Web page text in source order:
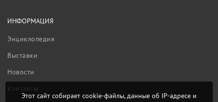
ИНФОРМАЦИЯ
Энциклопедия
Выставки
Новости
Контакты
Этот сайт собирает cookie-файлы, данные об IP-адресе и